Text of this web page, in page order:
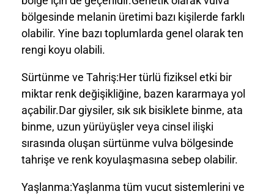
bölgesinde melanin üretimi bazı kişilerde farklı
olabilir. Yine bazı toplumlarda genel olarak ten
rengi koyu olabili.
Sürtünme ve Tahriş:Her türlü fiziksel etki bir
miktar renk değişikliğine, bazen kararmaya yol
açabilir.Dar giysiler, sık sık bisiklete binme, ata
binme, uzun yürüyüşler veya cinsel ilişki
sırasında oluşan sürtünme vulva bölgesinde
tahrişe ve renk koyulaşmasına sebep olabilir.
Yaşlanma:Yaşlanma tüm vucut sistemlerini ve